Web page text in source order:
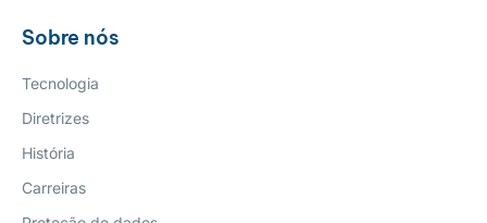
Sobre nós
Tecnologia
Diretrizes
História
Carreiras